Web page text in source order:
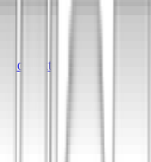
Kontakt